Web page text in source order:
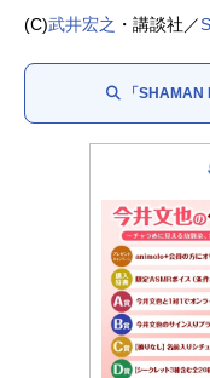
コンチ： 観世智顕
蜥蜴郎：高木渉
一原竜次：三宅健太
伊吹ガッコ：鷄冠井美
日笠陽子
麻倉アンナ：林原めぐみ
高山みなみ
松岡禎丞
フラ・ヤービス：檜山
カンナ・ビスマルク：
(C)武井宏之 ・講談社／
「